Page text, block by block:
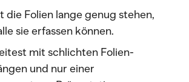
die Folien lange genug stehen,
sie erfassen können.
mit schlichten Folien-
und nur einer